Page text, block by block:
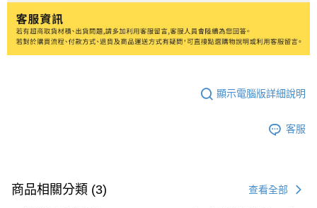
顯示電腦版詳細說明
客服
商品相關分類 (3) 查看全部